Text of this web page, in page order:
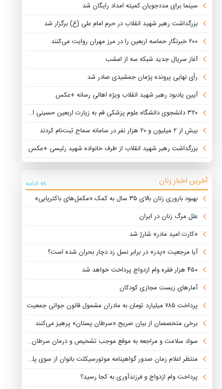
سینما برای مددجویان کمیته امداد رایگان شد
بزرگداشت رهبر شهید انقلاب در حرم امام علی (ع) برگزار شد
۲۰۰ خبرنگار حماسه اربعین را در مرز مهران روایت می‌کنند
آغاز سریال جدید شبکه سه از امشب
رأی نهایی پرونده پژمان جمشیدی صادر شد
آیین یادبود رهبر شهید انقلاب ویژه اهالی رسانه +عکس
۳۲۰ دانشجوی دانشگاه علوم پزشکی قم به زیارت اربعین حسینی اعزام شدند
بیش از ۲ میلیون و ۲۰ هزار نفر در سامانه سماح ثبت‌نام کردند
بزرگداشت رهبر شهید انقلاب از طرف خانواده شهید رئیسی +عکس
آخرین اخبار زنان
ادامه
بهبود باروری زنان بالای ۳۵ سال به کمک «مکمل‌های باکتریایی»
علل مرگ زنان در ایران
«کارت امید مادر» شارژ شد
آیا مرجعیت «پدر» در برابر نسل زد دچار بحران شده است؟
۴۵۰ هزار فقره وام ازدواج پرداخت خواهد شد
آمارهای زیست مجازی کودکان
پرداخت ۷۸۵ میلیارد تومان به مادران مشمول قانون جوانی جمعیت
برخی متخصصان از بیان صریح «سرطان پستان» پرهیز می‌کنند
سواد سلامت و مراجعه به موقع موجب تشخیص و درمان سرطان پستان می شود
منتظر اعلام زمان صدور گواهینامه موتورسیکلت بانوان از سوی پلیس هستیم
پرداخت وام‌ ازدواج و فرزندآوری به کجا رسید؟